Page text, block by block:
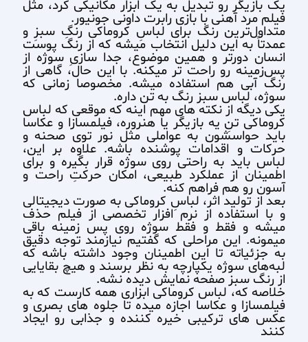
یک بازیگر رو تبدیل به یک ابزار مکانیکی کرد، مثل
فیلم مرد آهنی با بازی رابرت داونی جونیور.
متداول‌ترین رنگ برای لباسِ کروماکی رنگِ سبزِ و
عمدتاً به این دلیل انتخاب میشه که از رنگ پوست
انسان دورتر و همین موضوع، جدا سازیِ سوژه از
پس‌زمینه رو راحت تر میکنه. با این حال، گاهی از
رنگ آبی هم استفاده میشه. مخصوصا زمانی که
سوژه، لباس سبز رنگ به تن داره.
یکی دیگه از نکته های مهم اینه که موقعی که لباس
کروماکی تنِ یه بازیگر یا هنروره، فیلمسازا و عکاسا
باید حواسشون به عواملی مثل نور توی صحنه و
حرکات و اقدامات پوشنده باشه. علاوه بر این،
لباس باید به راحتی روی سوژه قرار بگیره و برای
اطمینان از عملکرد طبیعی، امکان حرکتِ راحت و
آسون رو هم فراهم کنه.
بعد از تولید اثر، لباسِ کروماکی به صورت دیجیتالی
و با استفاده از نرم افزار تخصصی از فیلم حذف
میشه و فقط و فقط سوژه روی پس زمینه باقی
میمونه. این مراحلی که گفتیم نیازمند توجه دقیق
به جزئیاته تا این اطمینان وجود داشته باشه که
لبه‌های سوژه یکپارچه به نظر برسند و هیچ بقایایی
از رنگ سبز صفحه نمایش دیده نشه.
خلاصه که، لباس کروماکی ابزاری همه کارست که به
فیلمسازا و عکاسا اجازه میده تا جلوه های بصری و
عکس های ترکیبی خیره کننده و جذابی رو ایجاد
کنند